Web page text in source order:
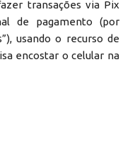
transações via Pix
de pagamento (por
usando o recurso de
encostar o celular na